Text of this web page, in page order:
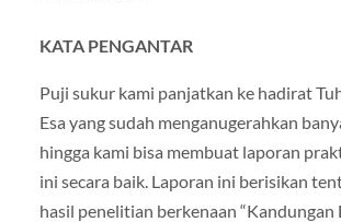
KATA PENGANTAR
Puji sukur kami panjatkan ke hadirat
Esa yang sudah menganugerahkan
hingga kami bisa membuat laporan
ini secara baik. Laporan ini berisikan
hasil penelitian berkenaan “Kandungan